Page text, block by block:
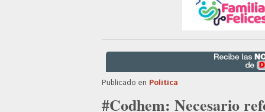
Publicado en Política
#Codhem: Necesario